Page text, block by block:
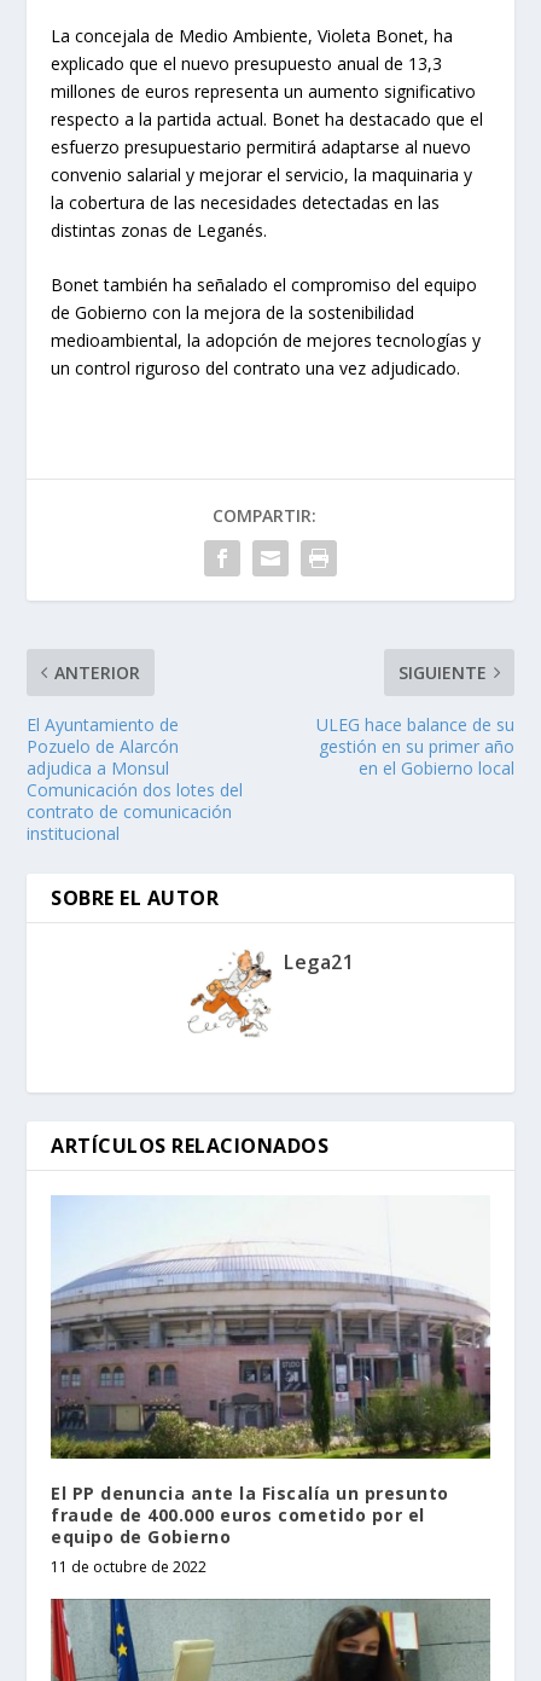
La concejala de Medio Ambiente, Violeta Bonet, ha
explicado que el nuevo presupuesto anual de 13,3
millones de euros representa un aumento significativo
respecto a la partida actual. Bonet ha destacado que el
esfuerzo presupuestario permitirá adaptarse al nuevo
convenio salarial y mejorar el servicio, la maquinaria y
la cobertura de las necesidades detectadas en las
distintas zonas de Leganés.
Bonet también ha señalado el compromiso del equipo
de Gobierno con la mejora de la sostenibilidad
medioambiental, la adopción de mejores tecnologías y
un control riguroso del contrato una vez adjudicado.
COMPARTIR:
ANTERIOR
El Ayuntamiento de
Pozuelo de Alarcón
adjudica a Monsul
Comunicación dos lotes del
contrato de comunicación
institucional
SIGUIENTE
ULEG hace balance de su
gestión en su primer año
en el Gobierno local
SOBRE EL AUTOR
Lega21
ARTÍCULOS RELACIONADOS
El PP denuncia ante la Fiscalía un presunto
fraude de 400.000 euros cometido por el
equipo de Gobierno
11 de octubre de 2022